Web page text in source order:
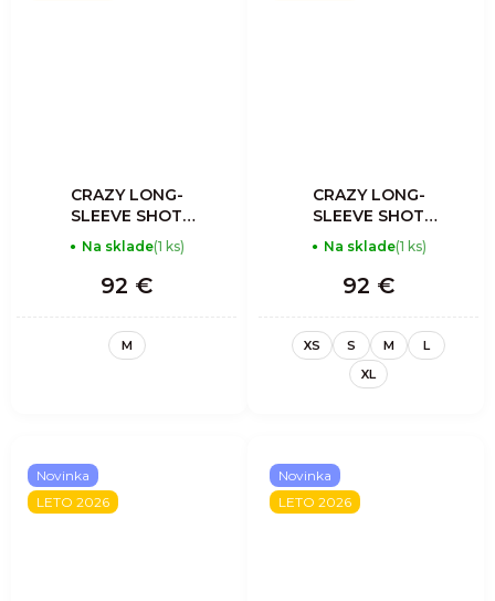
CRAZY LONG-
SLEEVE SHOT
WOMAN ASTER
Na sklade(1 ks)
92 €
M
CRAZY LONG-
SLEEVE SHOT
WOMAN LAKE
Na sklade(1 ks)
92 €
XS S M
L
XL
Novinka
LETO 2026
Novinka
LETO 2026